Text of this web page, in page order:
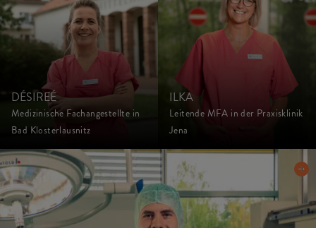
DÉSIREÉ
Medizinische Fachangestellte in
Bad Klosterlausnitz
ILKA
Leitende MFA in der Praxisklinik
Jena